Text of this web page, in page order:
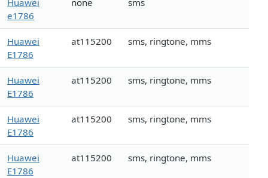
Huawei
e1786
none sms
Huawei
E1786
at115200 sms, ringtone, mms
Huawei
E1786
at115200 sms, ringtone, mms
Huawei
E1786
at115200 sms, ringtone, mms
Huawei
E1786
at115200 sms, ringtone, mms